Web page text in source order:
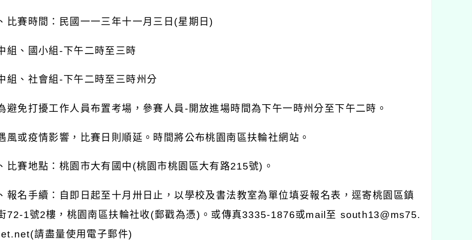
比賽時間：民國一一三年十一月三日 (星期日)
組、國小組 -下午二時至三時
組、社會組 -下午二時至三時州分
避免打擾工作人員布置考場，參賽人員- 開放進場時間為下午一時州分至下午二時。
風或疫情影響，比賽日則順延。時間將公布桃園南區扶輪社網站。
比賽地點：桃園市大有國中 (桃園市桃園區大有路215號) 。
報名手續：自即日起至十月卅日止，以學校及書法教室為單位填妥報名表，逕寄桃園區鎮
72-1號2樓，桃園南區扶輪社收(郵戳為憑) 。或傳真3335-1876或mail至 south13@ms75.
請盡量使用電子郵件)